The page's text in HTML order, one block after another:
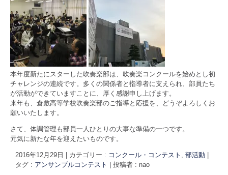
本年度新たにスターした吹奏楽部は、吹奏楽コンクールを始めとし初
チャレンジの連続です。多くの関係者と指導者に支えられ、部員たち
が活動ができていますことに、厚く感謝申し上げます。
来年も、倉敷高等学校吹奏楽部のご指導と応援を、どうぞよろしくお
願いいたします。
さて、体調管理も部員一人ひとりの大事な準備の一つです。
元気に新たな年を迎えたいものです。
2016年12月29日 | カテゴリー : コンクール・コンテスト 部活動 |
タグ : アンサンブルコンテスト | 投稿者 : nao